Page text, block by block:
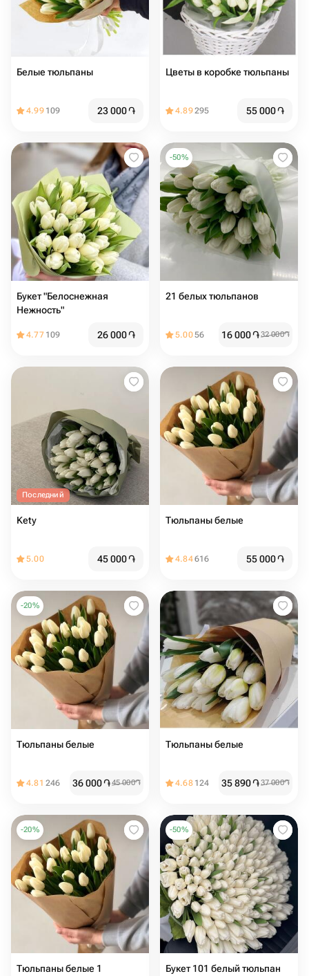
Белые тюльпаны
4.99 109 23 000֏
Цветы в коробке тюльпаны
4.89295 55 000֏
Букет "Белоснежная
Нежность"
4.77 109 26 000֏
-50%
21 белых тюльпанов
5.0056 16 000֏32 000֏
Последний
Kety
5.00 45 000֏
Тюльпаны белые
4.84616 55 000֏
-20%
Тюльпаны белые
4.81 246 36 000֏45 000֏
Тюльпаны белые
4.68 124 35 890֏37 000֏
-20%
Тюльпаны белые 1
-50%
Букет 101 белый тюльпан